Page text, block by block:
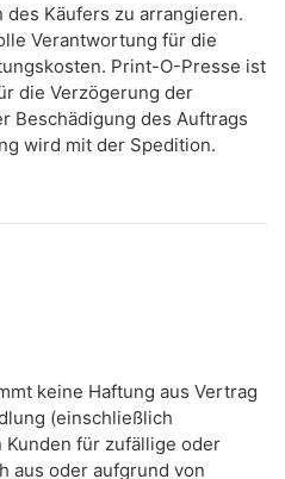
des Käufers zu arrangieren.
Verantwortung für die
Print-O-Presse ist
die Verzögerung der
Beschädigung des Auftrags
wird mit der Spedition.
keine Haftung aus Vertrag
(einschließlich
Kunden für zufällige oder
aus oder aufgrund von